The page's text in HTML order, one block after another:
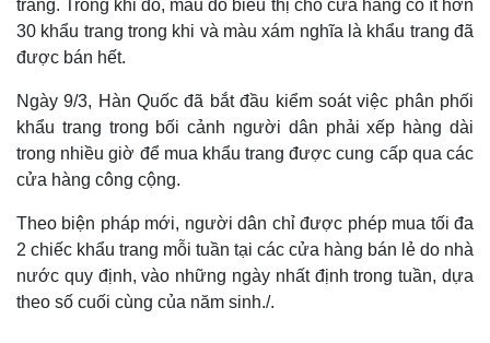
trang. Trong khi đó, màu đỏ biểu thị cho cửa hàng có ít hơn
30 khẩu trang trong khi và màu xám nghĩa là khẩu trang đã
được bán hết.
Ngày 9/3, Hàn Quốc đã bắt đầu kiểm soát việc phân phối
khẩu trang trong bối cảnh người dân phải xếp hàng dài
trong nhiều giờ để mua khẩu trang được cung cấp qua các
cửa hàng công cộng.
Theo biện pháp mới, người dân chỉ được phép mua tối đa
2 chiếc khẩu trang mỗi tuần tại các cửa hàng bán lẻ do nhà
nước quy định, vào những ngày nhất định trong tuần, dựa
theo số cuối cùng của năm sinh./.